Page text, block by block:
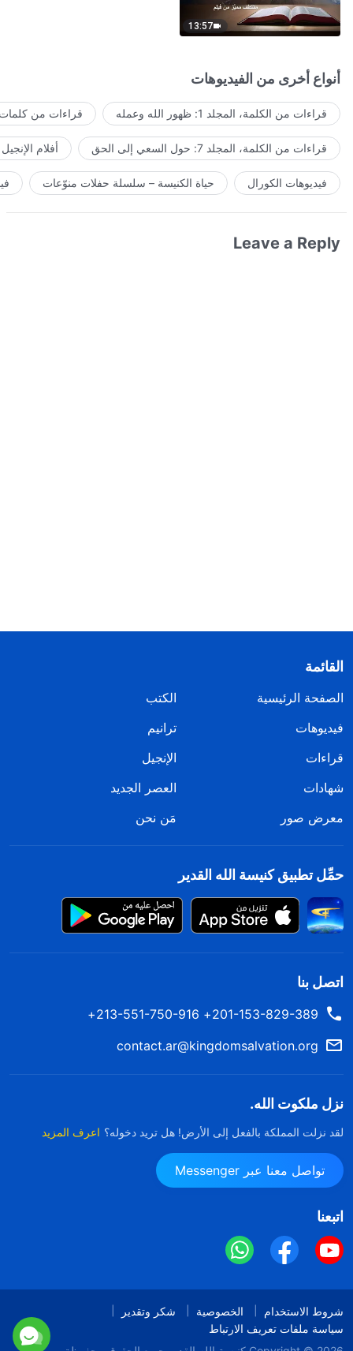
13:57
أنواع أخرى من الفيديوهات
قراءات من الكلمة، المجلد 1: ظهور الله وعمله قراءات من كلمات
قراءات من الكلمة، المجلد 7: حول السعي إلى الحق أفلام الإنجيل
فيديوهات الكورال حياة الكنيسة – سلسلة حفلات منوّعات
Leave a Reply
القائمة
الصفحة الرئيسية
الكتب
فيديوهات
ترانيم
قراءات
الإنجيل
شهادات
العصر الجديد
معرض صور
مَن نحن
حمِّل تطبيق كنيسة الله القدير
اتصل بنا
201-153-829-389+ 213-551-750-916+
contact.ar@kingdomsalvation.org
نزل ملكوت الله.
لقد نزلت المملكة بالفعل إلى الأرض! هل تريد دخوله؟ اعرف المزيد
تواصل معنا عبر Messenger
اتبعنا
شروط الاستخدام الخصوصية
شكر وتقدير
سياسة ملفات تعريف الارتباط